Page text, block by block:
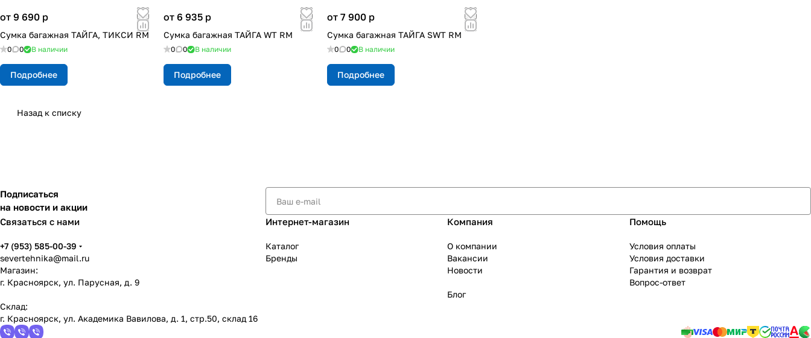
от 9 690 p
Сумка багажная ТАЙГА, ТИКСИ RM
0 0 В наличии
Подробнее
от 6 935 p
Сумка багажная ТАЙГА WT RM
0 0 В наличии
Подробнее
от 7 900 p
Сумка багажная ТАЙГА SWT RM
0 0 В наличии
Подробнее
Назад к списку
Подписаться
на новости и акции
Связаться с нами
+7 (953) 585-00-39
severtehnika@mail.ru
Магазин:
г. Красноярск, ул. Парусная, д. 9
Склад:
г. Красноярск, ул. Академика Вавилова, д. 1, стр.50, склад 16
Интернет-магазин
Каталог
Бренды
Компания
О компании
Вакансии
Новости
Блог
Помощь
Условия оплаты
Условия доставки
Гарантия и возврат
Вопрос-ответ